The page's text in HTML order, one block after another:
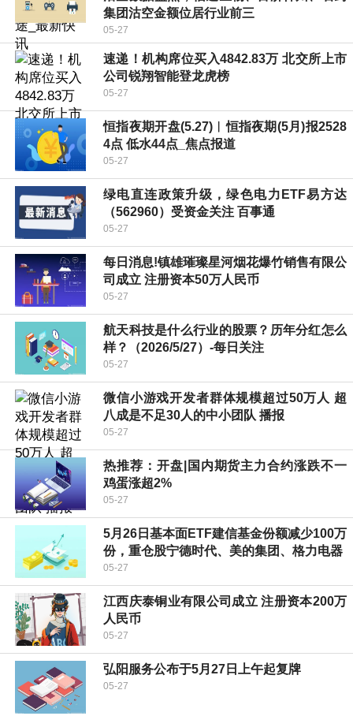
集团沽空金额位居行业前三
05-27
速递！机构席位买入4842.83万 北交所上市
公司锐翔智能登龙虎榜
05-27
恒指夜期开盘(5.27)︱恒指夜期(5月)报2528
4点 低水44点_焦点报道
05-27
绿电直连政策升级，绿色电力ETF易方达
（562960）受资金关注 百事通
05-27
每日消息!镇雄璀璨星河烟花爆竹销售有限公
司成立 注册资本50万人民币
05-27
航天科技是什么行业的股票？历年分红怎么
样？（2026/5/27）-每日关注
05-27
微信小游戏开发者群体规模超过50万人 超
八成是不足30人的中小团队 播报
05-27
热推荐：开盘|国内期货主力合约涨跌不一
鸡蛋涨超2%
05-27
5月26日基本面ETF建信基金份额减少100万
份，重仓股宁德时代、美的集团、格力电器
05-27
江西庆泰铜业有限公司成立 注册资本200万
人民币
05-27
弘阳服务公布于5月27日上午起复牌
05-27